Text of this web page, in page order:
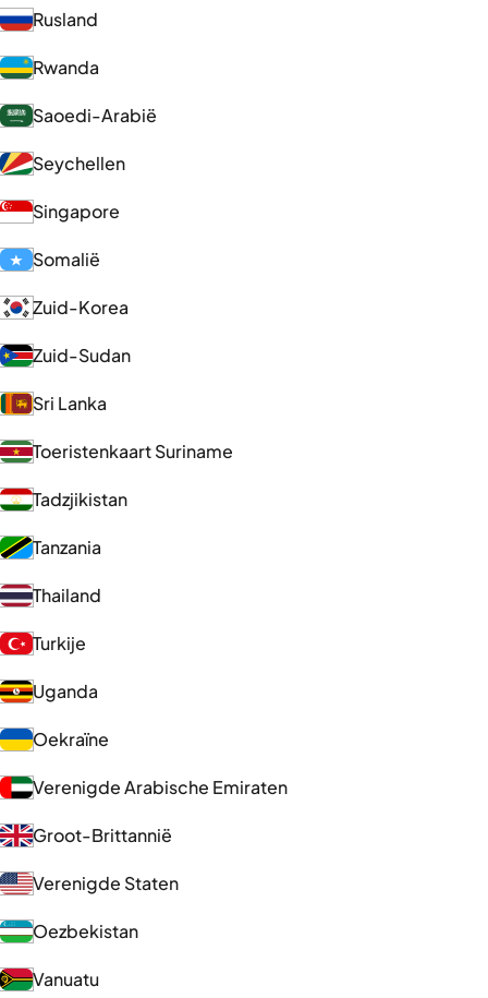
Rusland
Rwanda
Saoedi-Arabië
Seychellen
Singapore
Somalië
Zuid-Korea
Zuid-Sudan
Sri Lanka
Toeristenkaart Suriname
Tadzjikistan
Tanzania
Thailand
Turkije
Uganda
Oekraïne
Verenigde Arabische Emiraten
Groot-Brittannië
Verenigde Staten
Oezbekistan
Vanuatu